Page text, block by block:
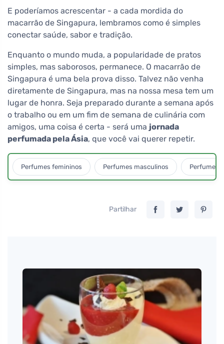
E poderíamos acrescentar - a cada mordida do
macarrão de Singapura, lembramos como é simples
conectar saúde, sabor e tradição.
Enquanto o mundo muda, a popularidade de pratos
simples, mas saborosos, permanece. O macarrão de
Singapura é uma bela prova disso. Talvez não venha
diretamente de Singapura, mas na nossa mesa tem um
lugar de honra. Seja preparado durante a semana após
o trabalho ou em um fim de semana de culinária com
amigos, uma coisa é certa - será uma jornada
perfumada pela Ásia, que você vai querer repetir.
Perfumes femininos Perfumes masculinos Perfumes
Partilhar